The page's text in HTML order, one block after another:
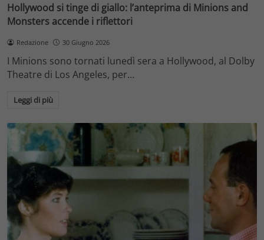
Hollywood si tinge di giallo: l’anteprima di Minions and
Monsters accende i riflettori
Redazione 30 Giugno 2026
I Minions sono tornati lunedì sera a Hollywood, al Dolby
Theatre di Los Angeles, per…
Leggi di più